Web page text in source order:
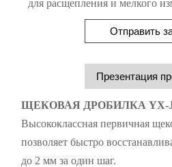
для расщепления и мелкого
Отправить
Презентация
ЩЕКОВАЯ ДРОБИЛКА YX-
Высококлассная первичная
позволяет быстро
до 2 мм за один шаг.